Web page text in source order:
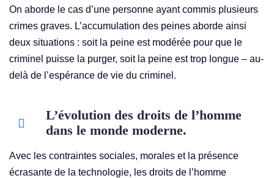
On aborde le cas d’une personne ayant commis plusieurs
crimes graves. L’accumulation des peines aborde ainsi
deux situations : soit la peine est modérée pour que le
criminel puisse la purger, soit la peine est trop longue – au-
delà de l’espérance de vie du criminel.
L’évolution des droits de l’homme
dans le monde moderne.
Avec les contraintes sociales, morales et la présence
écrasante de la technologie, les droits de l’homme